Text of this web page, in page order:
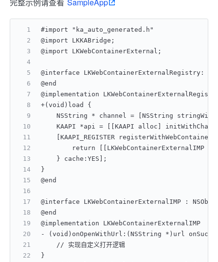
#import "ka_auto_generated.h"
@import LKKABridge;
@import LKWebContainerExternal;
@interface LKWebContainerExternalRegistry:
@end
@implementation
+(void)load {
NSString * channel = [NSString
KAAPI *api = [[KAAPI alloc]
[KAAPI_REGISTER
return [[LKWebContainerExternalIMP
    } cache:YES];
}
@end
@interface LKWebContainerExternalIMP :
@end
@implementation LKWebContainerExternalIMP
- (void)onOpenWithUrl:(NSString *)url
    // 实现自定义打开逻辑
}